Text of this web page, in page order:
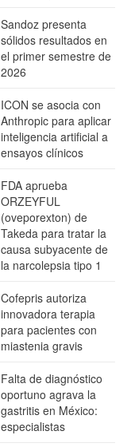
Sandoz presenta
sólidos resultados en
el primer semestre de
2026
ICON se asocia con
Anthropic para aplicar
inteligencia artificial a
ensayos clínicos
FDA aprueba
ORZEYFUL
(oveporexton) de
Takeda para tratar la
causa subyacente de
la narcolepsia tipo 1
Cofepris autoriza
innovadora terapia
para pacientes con
miastenia gravis
Falta de diagnóstico
oportuno agrava la
gastritis en México:
especialistas